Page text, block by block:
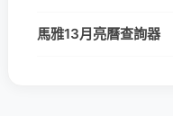
馬雅13月亮曆查詢器